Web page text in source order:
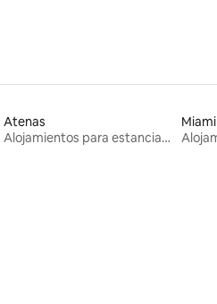
Atenas
Alojamientos para estancias largas
Miami